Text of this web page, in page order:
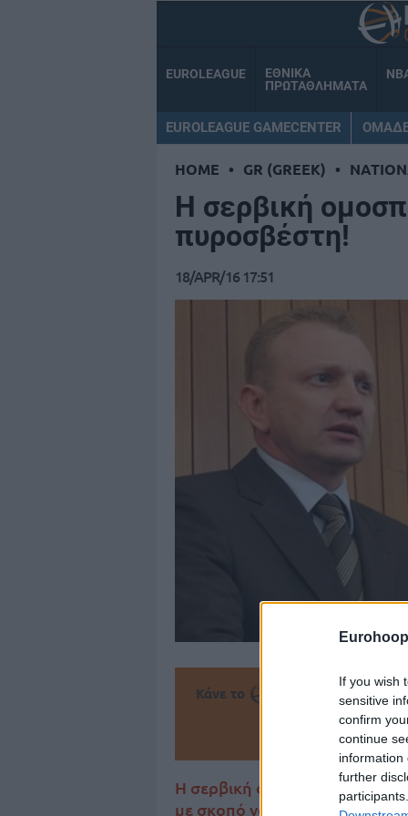
If you wish
sensitive
confirm
continue
information
further
EUROLEAGUE
ΕΘΝΙΚΑ
ΠΡΩΤΑΘΛΗΜΑΤΑ
EUROLEAGUE GAMECENTER
HOME • GR (GREEK) •
Η σερβική
πυροσβέστη!
18/APR/16 17:51
Κάνε το την
Η σερβική ομοσπονδία
με σκοπό να βρεθεί μια λύση